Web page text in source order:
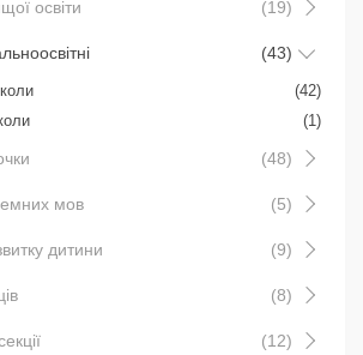
освіти (19)
(43)
(42)
(1)
(48)
мов (5)
дитини (9)
(8)
(12)